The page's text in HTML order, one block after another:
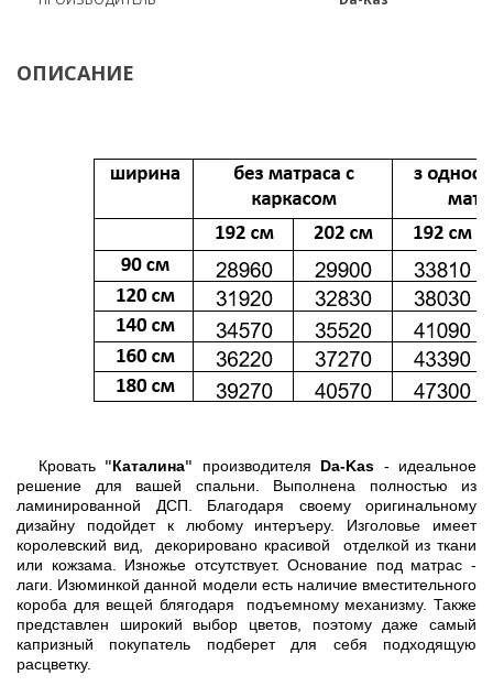
ОПИСАНИЕ
Кровать "Каталина" производителя Da-Kas - идеальное
решение для вашей спальни. Выполнена полностью из
ламинированной ДСП. Благодаря своему оригинальному
дизайну подойдет к любому интеръеру. Изголовье имеет
королевский вид, декорировано красивой отделкой из ткани
или кожзама. Изножье отсутствует. Основание под матрас -
лаги. Изюминкой данной модели есть наличие вместительного
короба для вещей блягодаря подъемному механизму. Также
представлен широкий выбор цветов, поэтому даже самый
капризный покупатель подберет для себя подходящую
расцветку.